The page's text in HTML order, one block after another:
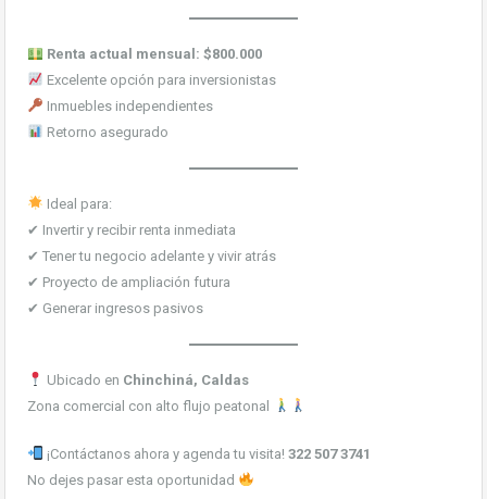
Renta actual mensual: $800.000
Excelente opción para inversionistas
Inmuebles independientes
Retorno asegurado
Ideal para:
✔ Invertir y recibir renta inmediata
✔ Tener tu negocio adelante y vivir atrás
✔ Proyecto de ampliación futura
✔ Generar ingresos pasivos
Ubicado en Chinchiná, Caldas
Zona comercial con alto flujo peatonal
¡Contáctanos ahora y agenda tu visita! 322 507 3741
No dejes pasar esta oportunidad